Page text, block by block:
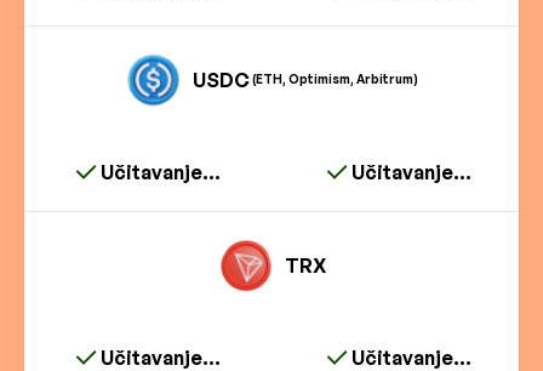
USDC(ETH, Optimism, Arbitrum)
Učitavanje... Učitavanje...
TRX
Učitavanje... Učitavanje...